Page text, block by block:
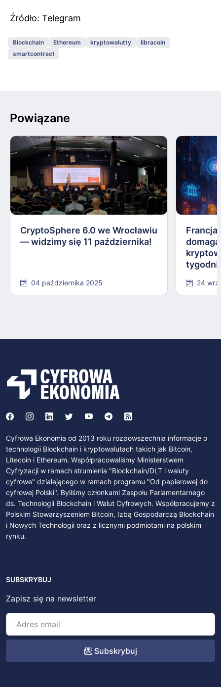
Źródło: Telegram
Blockchain Ethereum kryptowalutty
libracoin
smartcontract
Powiązane
CryptoSphere 6.0 we Wrocławiu
— widzimy się 11 października!
04 października 2025 24
Cyfrowa Ekonomia od 2013 roku rozpowszechnia informacje o
technologii Blockchain i kryptowalutach takich jak Bitcoin,
Litecoin i Ethereum. Współpracowaliśmy Ministerstwem
Cyfryzacji w ramach strumienia "Blockchain/DLT i waluty
cyfrowe" działającego w ramach programu "Od papierowej do
cyfrowej Polski". Byliśmy członkami Zespołu Parlamentarnego
ds. Technologii Blockchain i Walut Cyfrowych. Współpracujemy z
Polskim Stowarzyszeniem Bitcoin, Izbą Gospodarczą Blockchain
i Nowych Technologii oraz z licznymi podmiotami na polskim
rynku.
SUBSKRYBUJ
Zapisz się na newsletter
Subskrybuj